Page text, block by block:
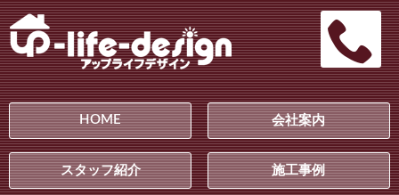
HOME 会社案内
スタッフ紹介 施工事例